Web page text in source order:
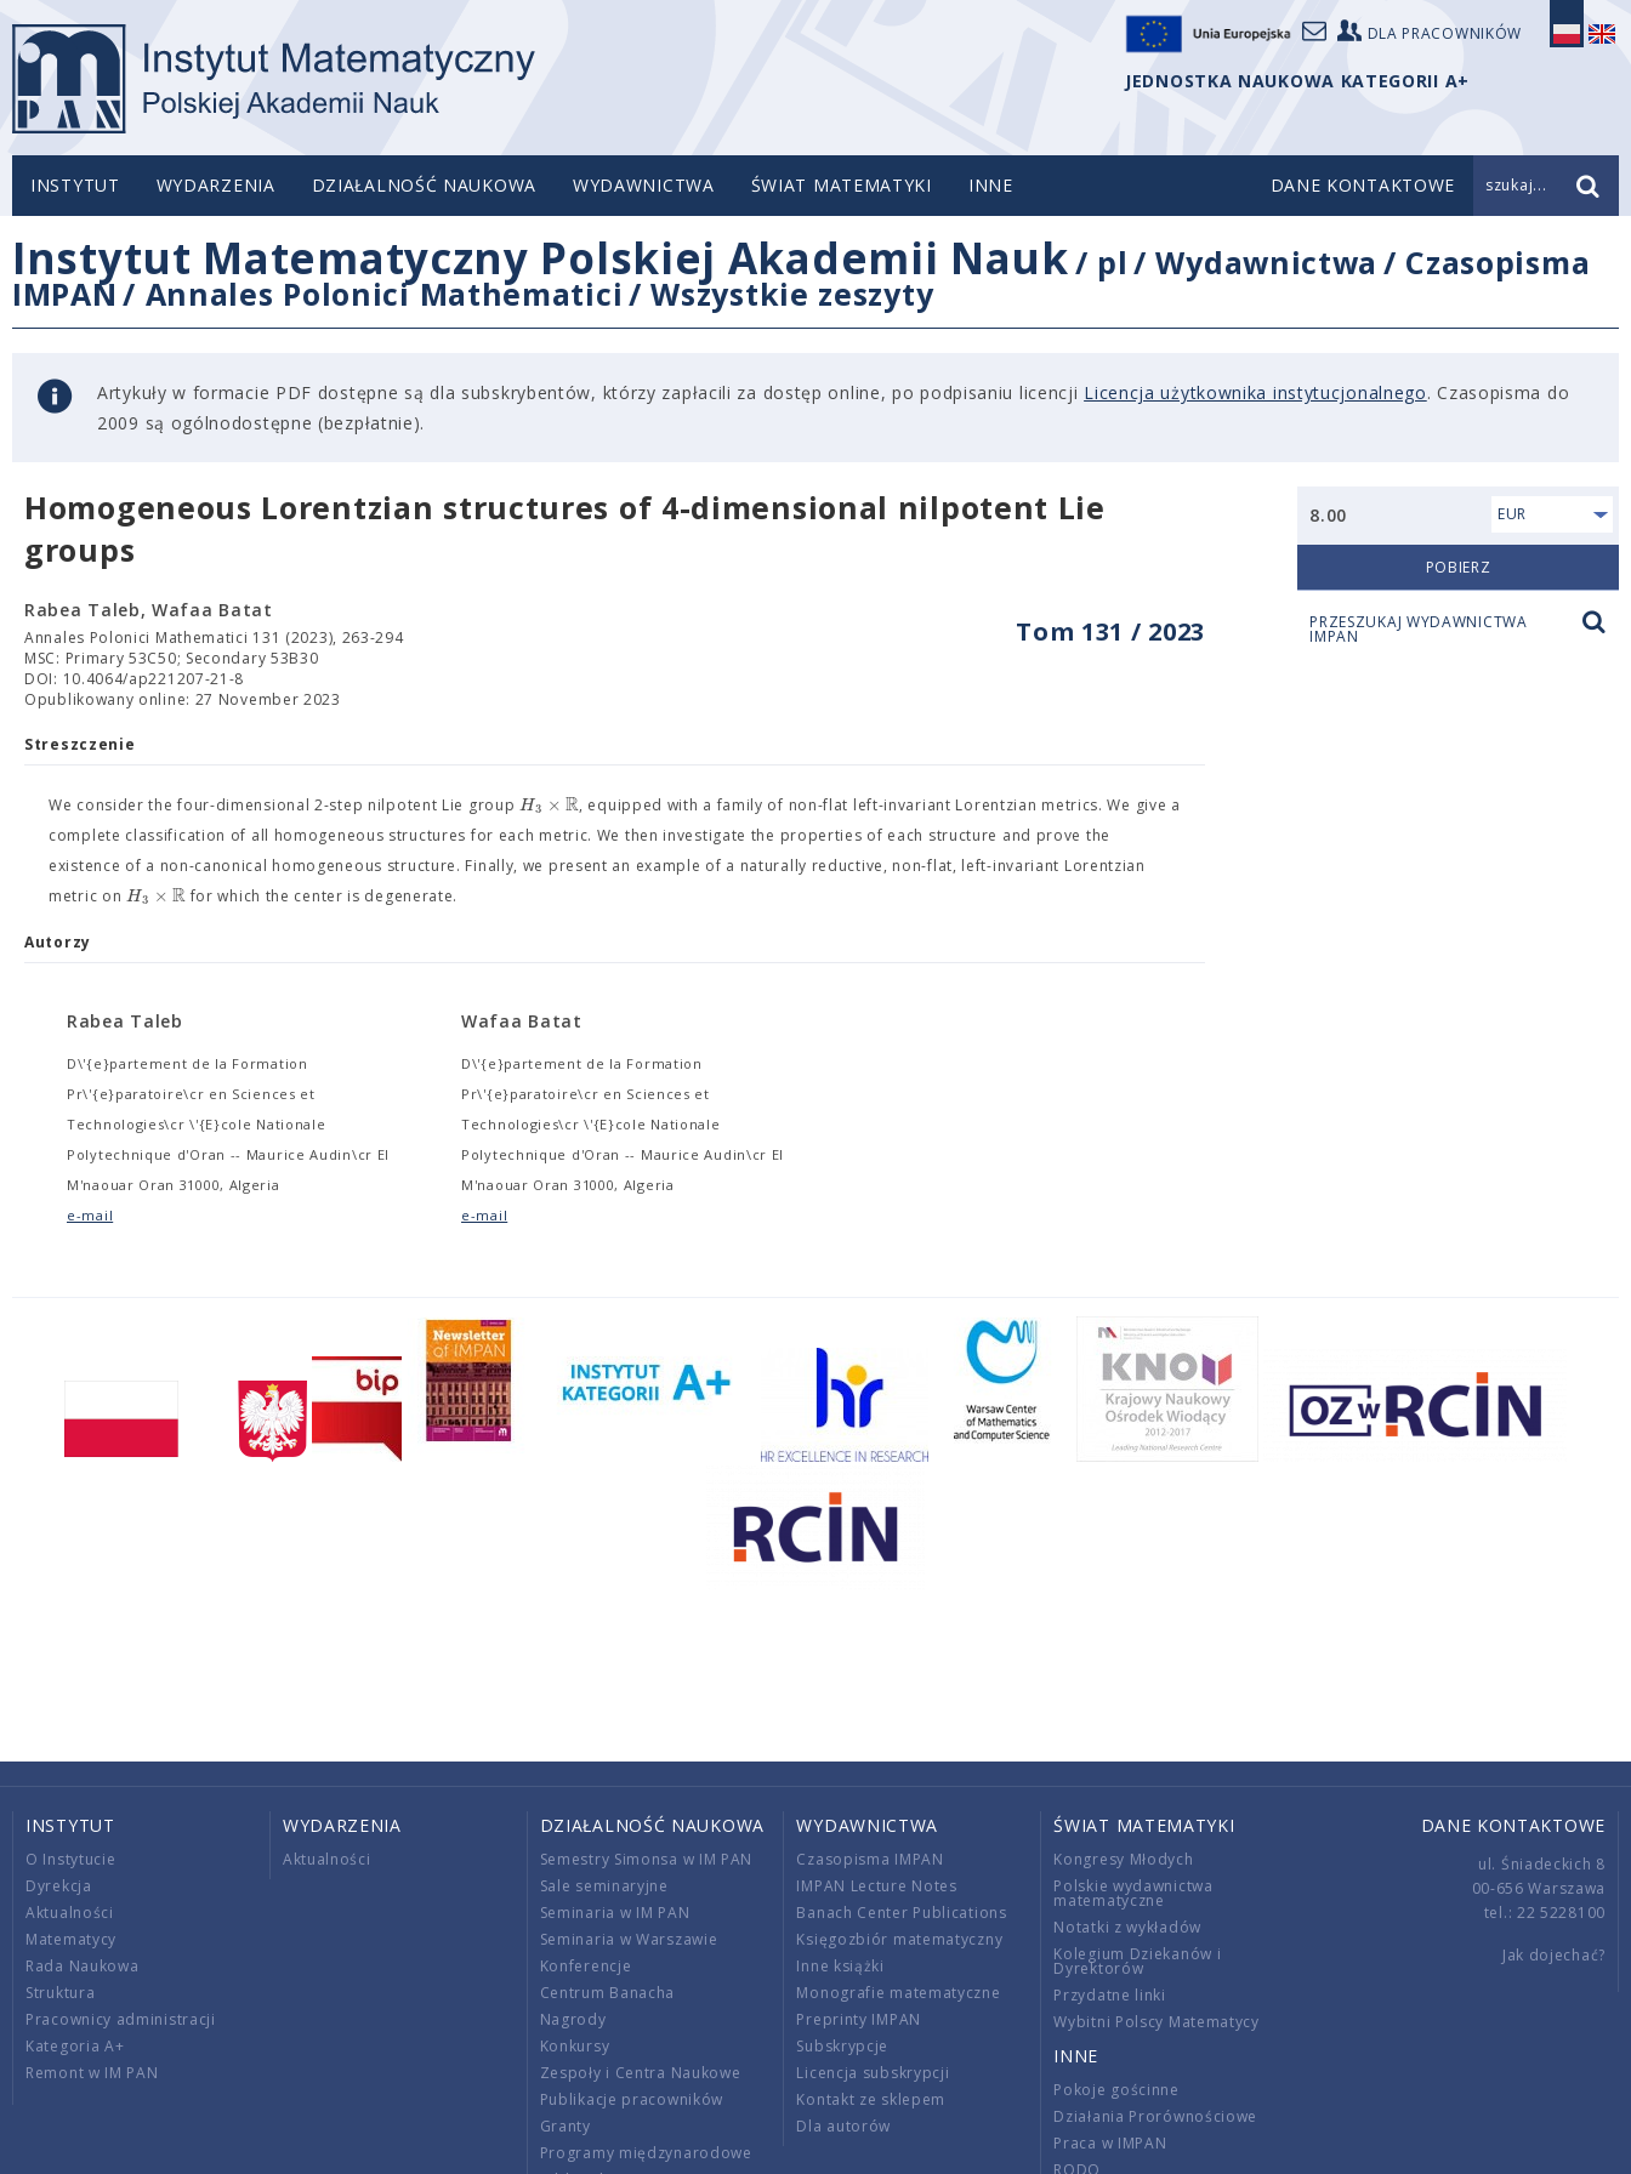
DLA PRACOWNIKÓW
JEDNOSTKA NAUKOWA KATEGORII A+
INSTYTUT WYDARZENIA DZIAŁALNOŚĆ NAUKOWA WYDAWNICTWA ŚWIAT MATEMATYKI INNE DANE KONTAKTOWE szukaj...
Instytut Matematyczny Polskiej Akademii Nauk/ pl /Wydawnictwa / Czasopisma
IMPAN / Annales Polonici Mathematici /Wszystkie zeszyty
Artykuły w formacie PDF dostępne są dla subskrybentów, którzy zapłacili za dostęp online, po podpisaniu licencji Licencja użytkownika instytucjonalnego. Czasopisma do
2009 są ogólnodostępne (bezpłatnie).
Homogeneous Lorentzian structures of 4-dimensional nilpotent Lie
groups
Tom 131 / 2023
Rabea Taleb, Wafaa Batat
Annales Polonici Mathematici 131 (2023), 263-294
MSC: Primary 53C50; Secondary 53B30
DOI: 10.4064/ap221207-21-8
Opublikowany online: 27 November 2023
Streszczenie
We consider the four-dimensional 2-step nilpotent Lie groupH3 × R, equipped with a family of non-flat left-invariant Lorentzian metrics. We give a
complete classification of all homogeneous structures for each metric. We then investigate the properties of each structure and prove the
existence of a non-canonical homogeneous structure. Finally, we present an example of a naturally reductive, non-flat, left-invariant Lorentzian
metric on H3 × Rfor which the center is degenerate.
Autorzy
Rabea Taleb
D\'{e}partement de la Formation
Pr\'{e}paratoire\cr en Sciences et
Technologies\cr \'{E}cole Nationale
Polytechnique d'Oran -- Maurice Audin\cr El
M'naouar Oran 31000, Algeria
e-mail
Wafaa Batat
D\'{e}partement de la Formation
Pr\'{e}paratoire\cr en Sciences et
Technologies\cr \'{E}cole Nationale
Polytechnique d'Oran -- Maurice Audin\cr El
M'naouar Oran 31000, Algeria
e-mail
8.00 EUR
POBIERZ
PRZESZUKAJ WYDAWNICTWA
IMPAN
INSTYTUT
O Instytucie
Dyrekcja
Aktualności
Matematycy
Rada Naukowa
Struktura
Pracownicy administracji
Kategoria A+
Remont w IM PAN
WYDARZENIA
Aktualności
DZIAŁALNOŚĆ NAUKOWA
Semestry Simonsa w IM PAN
Sale seminaryjne
Seminaria w IM PAN
Seminaria w Warszawie
Konferencje
Centrum Banacha
Nagrody
Konkursy
Zespoły i Centra Naukowe
Publikacje pracowników
Granty
Programy międzynarodowe
WYDAWNICTWA
Czasopisma IMPAN
IMPAN Lecture Notes
Banach Center Publications
Księgozbiór matematyczny
Inne książki
Monografie matematyczne
Preprinty IMPAN
Subskrypcje
Licencja subskrypcji
Kontakt ze sklepem
Dla autorów
ŚWIAT MATEMATYKI
Kongresy Młodych
Polskie wydawnictwa
matematyczne
Notatki z wykładów
Kolegium Dziekanów i
Dyrektorów
Przydatne linki
Wybitni Polscy Matematycy
INNE
Pokoje gościnne
Działania Prorównościowe
Praca w IMPAN
RODO
DANE KONTAKTOWE
ul. Śniadeckich 8
00-656 Warszawa
tel.: 22 5228100
Jak dojechać?